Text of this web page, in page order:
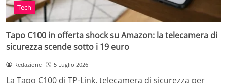
Tech
Tapo C100 in offerta shock su Amazon: la telecamera di
sicurezza scende sotto i 19 euro
Redazione 5 Luglio 2026
La Tapo C100 di TP-Link, telecamera di sicurezza per